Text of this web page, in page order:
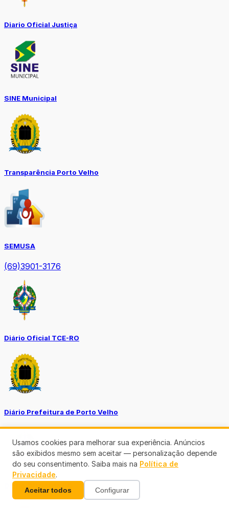
Diario Oficial Justiça
SINE Municipal
Transparência Porto Velho
SEMUSA
(69)3901-3176
Diário Oficial TCE-RO
Diário Prefeitura de Porto Velho
Diário Oficial de RO
Usamos cookies para melhorar sua experiência. Anúncios
são exibidos mesmo sem aceitar — personalização depende
do seu consentimento. Saiba mais na Política de
Privacidade.
Aceitar todos Configurar